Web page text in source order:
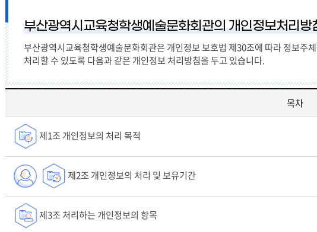
부산광역시교육청학생예술문화회관의 개인정보처리방
부산광역시교육청학생예술문화회관은 개인정보 보호법 제30조에 따라 정보주
처리할 수 있도록 다음과 같은 개인정보 처리방침을 두고 있습니다.
「개
방
침」
목차
제1조 개인정보의 처리 목적
제2조 개인정보의 처리 및 보유기간
제3조 처리하는 개인정보의 항목